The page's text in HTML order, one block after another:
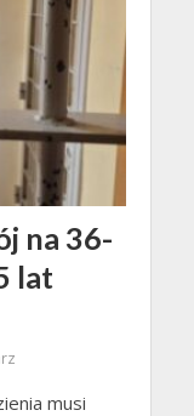
na 36-
lat
musi